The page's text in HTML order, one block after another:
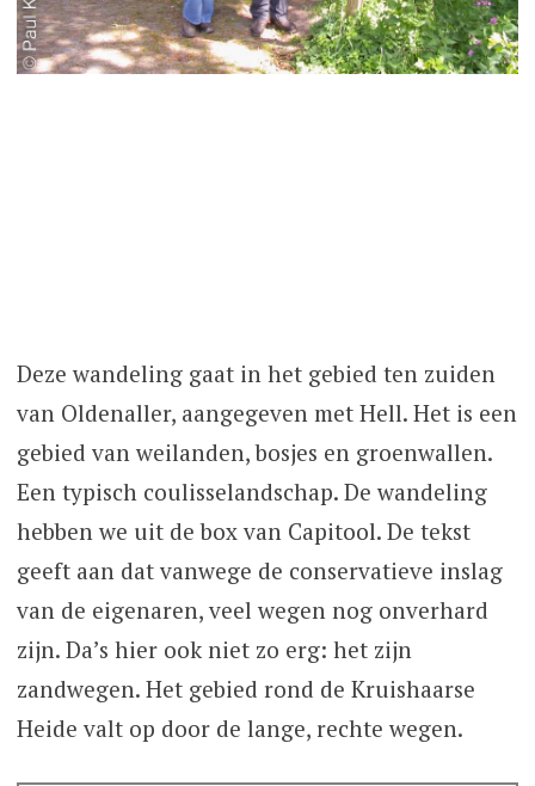
Deze wandeling gaat in het gebied ten zuiden
van Oldenaller, aangegeven met Hell. Het is een
gebied van weilanden, bosjes en groenwallen.
Een typisch coulisselandschap. De wandeling
hebben we uit de box van Capitool. De tekst
geeft aan dat vanwege de conservatieve inslag
van de eigenaren, veel wegen nog onverhard
zijn. Da’s hier ook niet zo erg: het zijn
zandwegen. Het gebied rond de Kruishaarse
Heide valt op door de lange, rechte wegen.